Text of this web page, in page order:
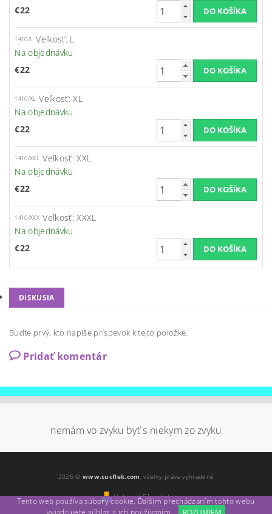
€22
1410/L Veľkosť: L
Na objednávku
€22
1410/XL Veľkosť: XL
Na objednávku
€22
1410/XXL Veľkosť: XXL
Na objednávku
€22
1410/XXX Veľkosť: XXXL
Na objednávku
€22
DISKUSIA
Buďte prvý, kto napíše príspevok k tejto položke.
Pridať komentár
nemám vo zvyku byť s niekym zo zvyku
2026 © www.cucflek.com, všetky práva vyhradené
Vytvoril Shoptet
Tento web používa súbory cookie. Ďalším prechádzaním tohto webu